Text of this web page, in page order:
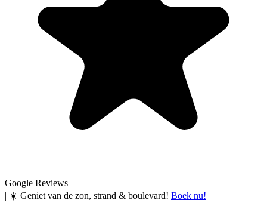
Google Reviews
| ☀️ Geniet van de zon, strand & boulevard! Boek nu!